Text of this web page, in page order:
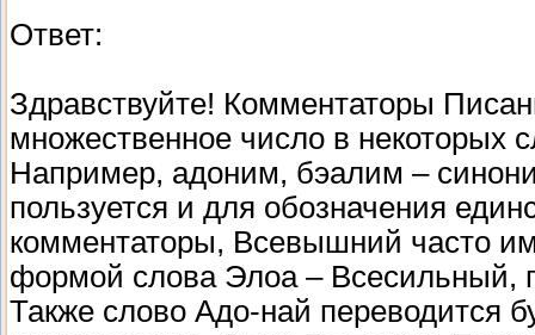
Ответ:
Здравствуйте! Комментаторы
множественное число в некоторых
Например, адоним, бэалим –
пользуется и для обозначения
комментаторы, Всевышний часто
формой слова Элоа – Всесильный,
Также слово Адо-най переводится